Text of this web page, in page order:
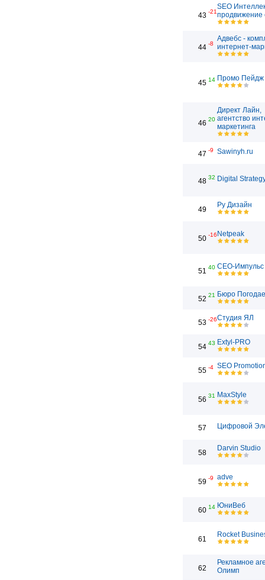
43 -21
SEO
продвижение
44 -8
Адвебс -
интернет-
45 14 Промо Пейдж
46 20
Директ Лайн,
агентство
маркетинга
47 -9 Sawinyh.ru
48 32 Digital
49
Ру Дизайн
50 -16 Netpeak
51 40 СЕО-Импульс
52 21 Бюро
53 -26Студия ЯЛ
54 43 Extyl-PRO
55 -4 SEO
56 31 MaxStyle
57 Цифровой
58
Darvin Studio
59 -9 adve
60 14 ЮниВеб
61
Rocket
62
Рекламное
Олимп